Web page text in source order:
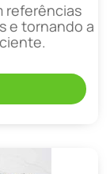
referências
e tornando a